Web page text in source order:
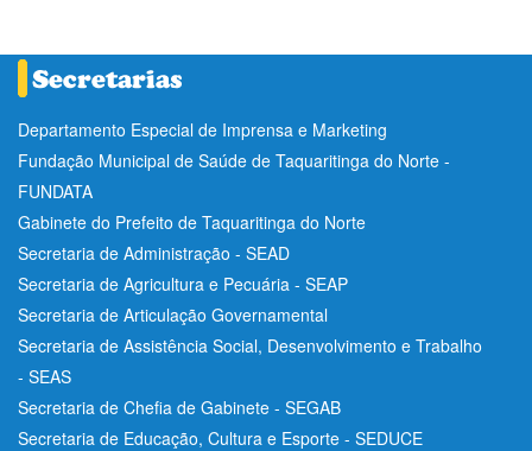
Departamento Especial de Imprensa e Marketing
Fundação Municipal de Saúde de Taquaritinga do Norte -
FUNDATA
Gabinete do Prefeito de Taquaritinga do Norte
Secretaria de Administração - SEAD
Secretaria de Agricultura e Pecuária - SEAP
Secretaria de Articulação Governamental
Secretaria de Assistência Social, Desenvolvimento e Trabalho
- SEAS
Secretaria de Chefia de Gabinete - SEGAB
Secretaria de Educação, Cultura e Esporte - SEDUCE